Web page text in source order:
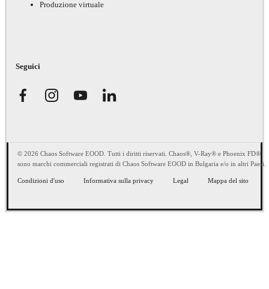
Produzione virtuale
Seguici
© 2026 Chaos Software EOOD. Tutti i diritti riservati. Chaos®, V-Ray® e Phoenix FD®
sono marchi commerciali registrati di Chaos Software EOOD in Bulgaria e/o in altri Paesi.
Condizioni d'uso Informativa sulla privacy Legal Mappa del sito